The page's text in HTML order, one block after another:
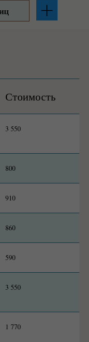
Стоимость
3 550
800
910
860
590
3 550
1 770